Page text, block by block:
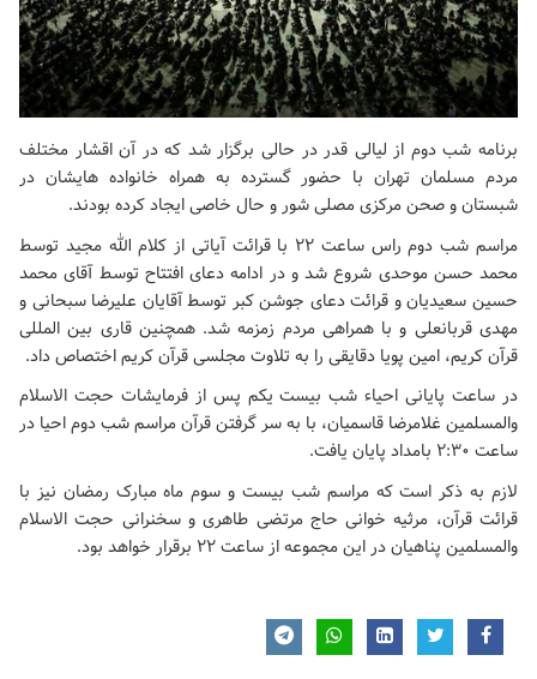
برنامه شب دوم از لیالی قدر در حالی برگزار شد که در آن اقشار مختلف
مردم مسلمان تهران با حضور گسترده به همراه خانواده هایشان در
شبستان و صحن مرکزی مصلی شور و حال خاصی ایجاد کرده بودند.
مراسم شب دوم راس ساعت ۲۲ با قرائت آیاتی از کلام الله مجید توسط
محمد حسن موحدی شروع شد و در ادامه دعای افتتاح توسط آقای محمد
حسین سعیدیان و قرائت دعای جوشن کبر توسط آقایان علیرضا سبحانی و
مهدی قربانعلی و با همراهی مردم زمزمه شد. همچنین قاری بین المللی
قرآن کریم، امین پویا دقایقی را به تلاوت مجلسی قرآن کریم اختصاص داد.
در ساعت پایانی احیاء شب بیست یکم پس از فرمایشات حجت الاسلام
والمسلمین غلامرضا قاسمیان، با به سر گرفتن قرآن مراسم شب دوم احیا در
ساعت ۲:۳۰ بامداد پایان یافت.
لازم به ذکر است که مراسم شب بیست و سوم ماه مبارک رمضان نیز با
قرائت قرآن، مرثیه خوانی حاج مرتضی طاهری و سخنرانی حجت الاسلام
والمسلمین پناهیان در این مجموعه از ساعت ۲۲ برقرار خواهد بود.